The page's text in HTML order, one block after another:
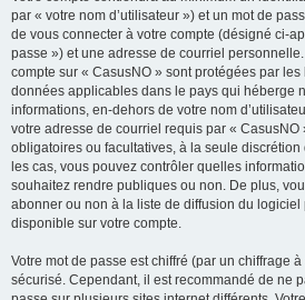
par « votre nom d’utilisateur ») et un mot de
de vous connecter à votre compte (désigné ci-
passe ») et une adresse de courriel
compte sur « CasusNO » sont protégées par
données applicables dans le pays qui héberge
informations, en-dehors de votre nom
votre adresse de courriel requis par «
obligatoires ou facultatives, à la seule
les cas, vous pouvez contrôler quelles
souhaitez rendre publiques ou non. De plus,
abonner ou non à la liste de diffusion du
disponible sur votre compte.
Votre mot de passe est chiffré (par un chiffrage
sécurisé. Cependant, il est recommandé de ne